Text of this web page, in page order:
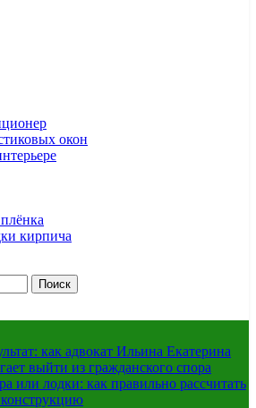
окон
кирпича
как адвокат Ильина Екатерина
выйти из гражданского спора
или лодки: как правильно рассчитать